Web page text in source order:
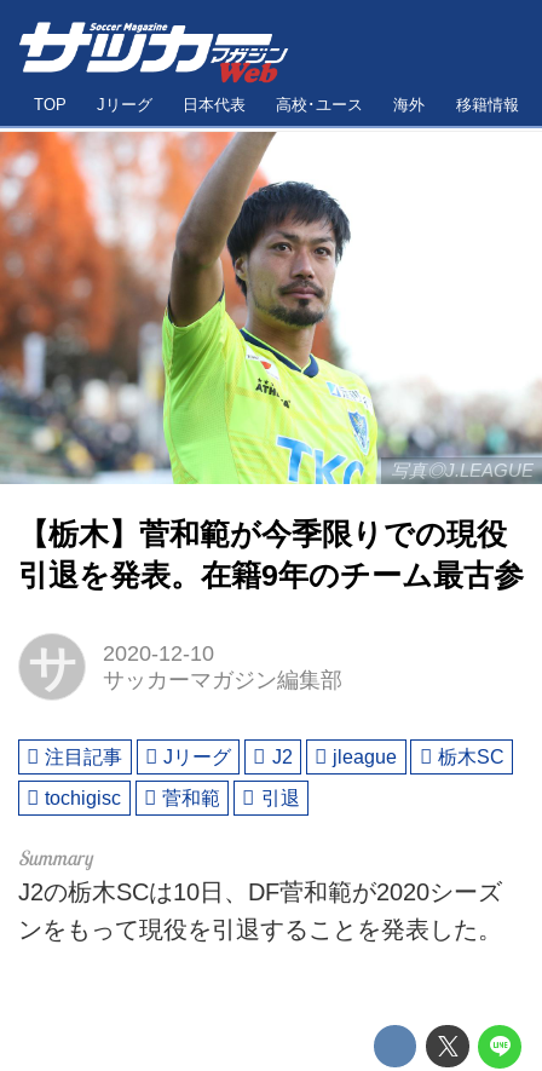
TOP Jリーグ 日本代表 高校･ユース 海外 移籍情報
写真◎J.LEAGUE
【栃木】菅和範が今季限りでの現役
引退を発表。在籍9年のチーム最古参
サ
2020-12-10
サッカーマガジン編集部
注目記事 Jリーグ J2 jleague
栃木SC
tochigisc
菅和範 引退
J2の栃木SCは10日、DF菅和範が2020シーズ
ンをもって現役を引退することを発表した。